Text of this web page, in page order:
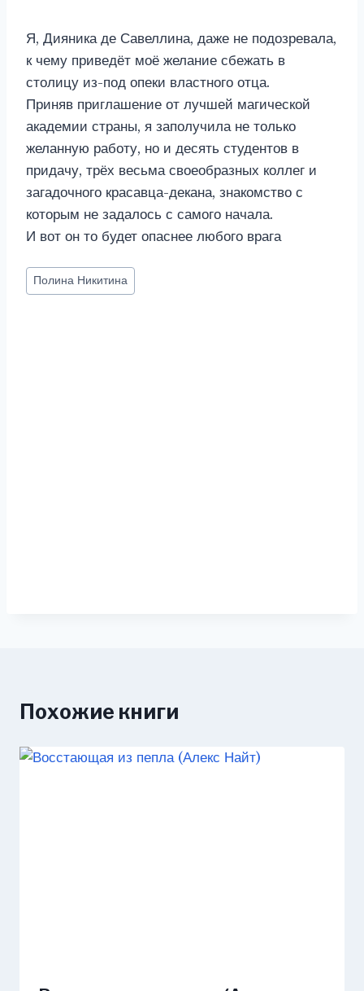
Я, Дияника де Савеллина, даже не подозревала,
к чему приведёт моё желание сбежать в
столицу из-под опеки властного отца.
Приняв приглашение от лучшей магической
академии страны, я заполучила не только
желанную работу, но и десять студентов в
придачу, трёх весьма своеобразных коллег и
загадочного красавца-декана, знакомство с
которым не задалось с самого начала.
И вот он то будет опаснее любого врага
Метки
записи:
Полина Никитина
Похожие книги